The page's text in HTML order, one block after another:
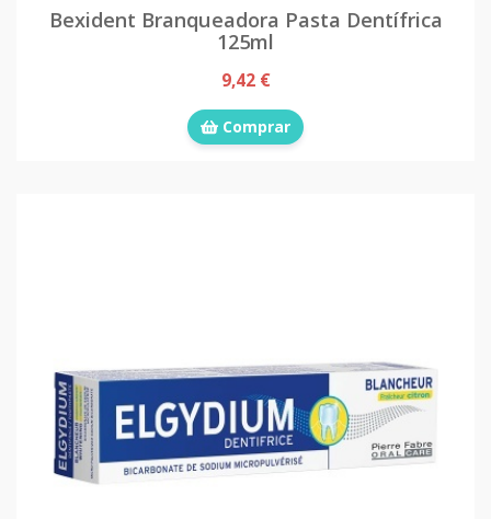
Bexident Branqueadora Pasta Dentífrica
125ml
9,42 €
Comprar